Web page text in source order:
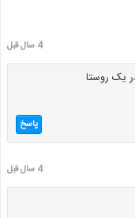
4 سال قبل
پاسخ
4 سال قبل